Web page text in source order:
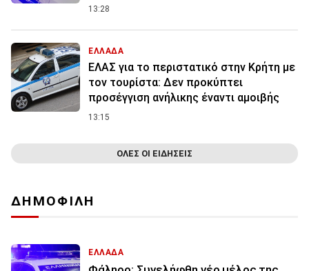
13:28
ΕΛΛΑΔΑ
ΕΛΑΣ για το περιστατικό στην Κρήτη με
τον τουρίστα: Δεν προκύπτει
προσέγγιση ανήλικης έναντι αμοιβής
13:15
ΟΛΕΣ ΟΙ ΕΙΔΗΣΕΙΣ
ΔΗΜΟΦΙΛΗ
ΕΛΛΑΔΑ